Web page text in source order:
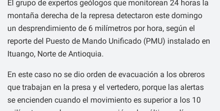
El grupo de expertos geólogos que monitorean 24 horas la
montaña derecha de la represa detectaron este domingo
un desprendimiento de 6 milímetros por hora, según el
reporte del Puesto de Mando Unificado (PMU) instalado en
Ituango, Norte de Antioquia.
En este caso no se dio orden de evacuación a los obreros
que trabajan en la presa y el vertedero, porque las alertas
se encienden cuando el movimiento es superior a los 10